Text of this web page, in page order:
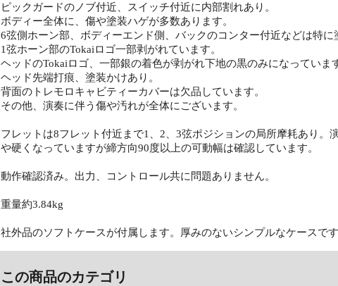
ピックガードのノブ付近、スイッチ付近に内部割れあり。
ボディー全体に、傷や塗装ハゲが多数あります。
6弦側ホーン部、ボディーエンド側、バックのコンター付近などは特に
1弦ホーン部のTokaiロゴ一部剥がれています。
ヘッドのTokaiロゴ、一部銀の着色が剥がれ下地の黒のみになっていま
ヘッド先端打痕、塗装かけあり。
背面のトレモロキャビティーカバーは欠品しています。
その他、演奏に伴う傷や汚れが全体にございます。
フレットは8フレット付近まで1、2、3弦ポジションの局所摩耗あり
や硬くなっていますが締方向90度以上の可動幅は確認しています。
動作確認済み。出力、コントロール共に問題ありません。
重量約3.84kg
社外品のソフトケースが付属します。厚みのないシンプルなケースです
この商品のカテゴリ